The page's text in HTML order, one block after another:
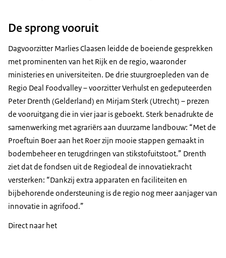
De sprong vooruit
Dagvoorzitter Marlies Claasen leidde de boeiende gesprekken
met prominenten van het Rijk en de regio, waaronder
ministeries en universiteiten. De drie stuurgroepleden van de
Regio Deal Foodvalley – voorzitter Verhulst en gedeputeerden
Peter Drenth (Gelderland) en Mirjam Sterk (Utrecht) – prezen
de vooruitgang die in vier jaar is geboekt. Sterk benadrukte de
samenwerking met agrariërs aan duurzame landbouw: “Met de
Proeftuin Boer aan het Roer zijn mooie stappen gemaakt in
bodembeheer en terugdringen van stikstofuitstoot.” Drenth
ziet dat de fondsen uit de Regiodeal de innovatiekracht
versterken: “Dankzij extra apparaten en faciliteiten en
bijbehorende ondersteuning is de regio nog meer aanjager van
innovatie in agrifood.”
Direct naar het